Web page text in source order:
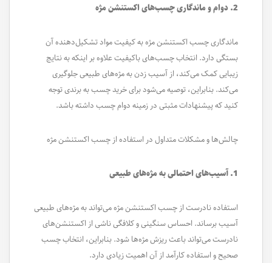
2. دوام و ماندگاری چسب‌های اکستنشن مژه
ماندگاری چسب اکستنشن مژه به کیفیت مواد تشکیل‌دهنده آن
بستگی دارد. انتخاب چسب‌های باکیفیت علاوه بر اینکه به نتایج
زیبایی کمک می‌کند، از آسیب زدن به مژه‌های طبیعی جلوگیری
می‌کند. بنابراین، توصیه می‌شود برای خرید چسب به برندی توجه
کنید که پیشنهادات مثبتی در زمینه دوام چسب داشته باشد.
چالش‌ها و مشکلات متداول در استفاده از چسب اکستنشن مژه
1. آسیب‌های احتمالی به مژه‌های طبیعی
استفاده نادرست از چسب اکستنشن مژه می‌تواند به مژه‌های طبیعی
آسیب برساند. احساس سنگینی و کلافگی ناشی از اکستنشن‌های
نادرست می‌تواند باعث ریزش مژه‌ها شود. بنابراین، انتخاب چسب
صحیح و استفاده کارآمد از آن اهمیت زیادی دارد.